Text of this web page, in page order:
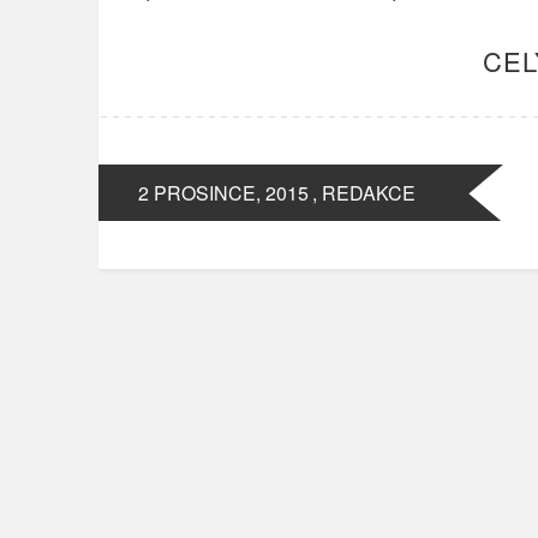
2 PROSINCE, 2015, REDAKCE